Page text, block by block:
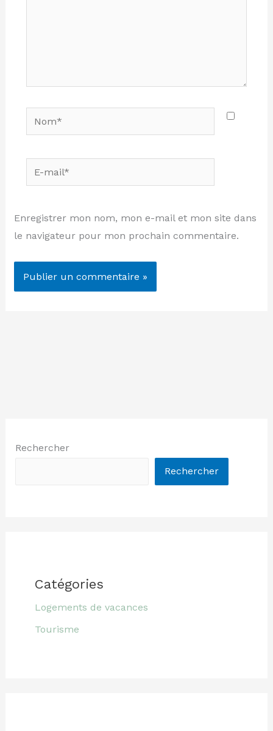
Nom*
E-
mail*
Enregistrer mon nom, mon e-mail et mon site dans
le navigateur pour mon prochain commentaire.
Rechercher
Rechercher
Catégories
Logements de vacances
Tourisme